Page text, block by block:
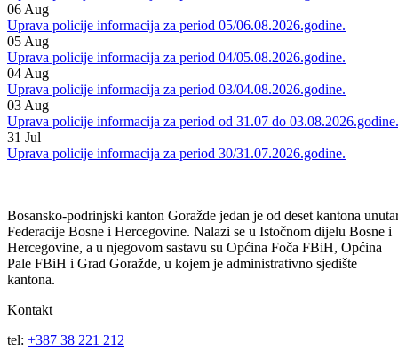
Informacije MUP-a
07Aug
Uprava policije informacija za period 06/07.08.2026.godine.
06Aug
Uprava policije informacija za period 05/06.08.2026.godine.
05Aug
Uprava policije informacija za period 04/05.08.2026.godine.
04Aug
Uprava policije informacija za period 03/04.08.2026.godine.
03Aug